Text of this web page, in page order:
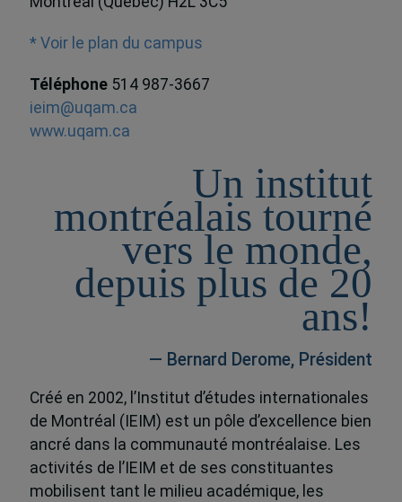
* Voir le plan du campus
Téléphone 514 987-3667
ieim@uqam.ca
www.uqam.ca
Un institut
montréalais tourné
vers le monde,
depuis plus de 20
ans!
— Bernard Derome, Président
Créé en 2002, l’Institut d’études internationales
de Montréal (IEIM) est un pôle d’excellence bien
ancré dans la communauté montréalaise. Les
activités de l’IEIM et de ses constituantes
mobilisent tant le milieu académique, les